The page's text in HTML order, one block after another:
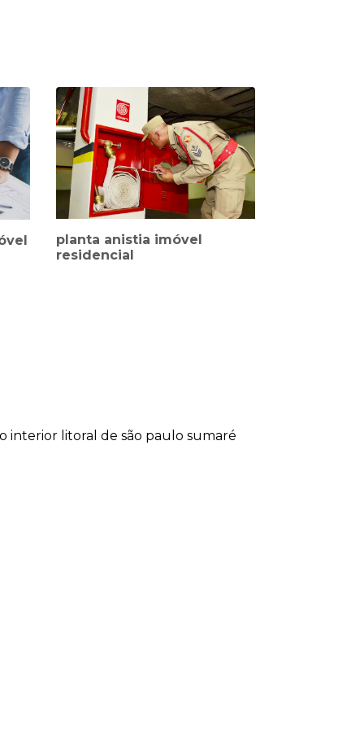
planta anistia imóvel
residencial
interior litoral de são paulo sumaré